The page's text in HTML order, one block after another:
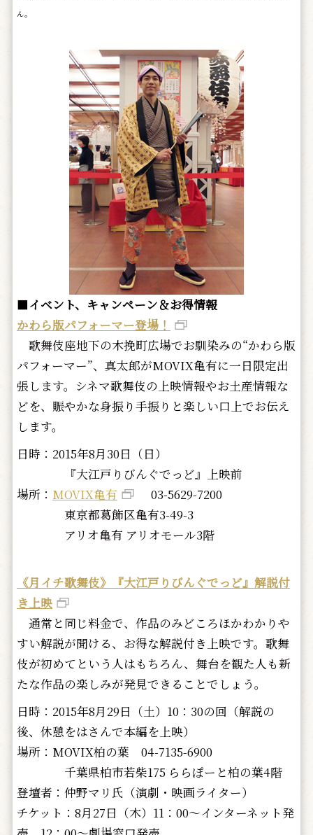
ん。
■イベント、キャンペーン＆お得情報
かわら版パフォーマー登場！
歌舞伎座地下の木挽町広場でお馴染みの“かわら版
パフォーマー”、真太郎がMOVIX亀有に一日限定出
張します。シネマ歌舞伎の上映情報やお土産情報な
どを、賑やかな身振り手振りと楽しい口上でお伝え
します。
日時：2015年8月30日（日）
『大江戸りびんぐでっど』上映前
場所： MOVIX亀有
03-5629-7200
東京都葛飾区亀有3-49-3
アリオ亀有 アリオモール3階
《月イチ歌舞伎》『大江戸りびんぐでっど』解説付
き上映
通常と同じ料金で、作品のみどころほかわかりや
すい解説が聞ける、お得な解説付き上映です。歌舞
伎が初めてという人はもちろん、舞台を観た人も新
たな作品の楽しみが発見できることでしょう。
日時：2015年8月29日（土）10：30の回（解説の
後、休憩をはさんで本編を上映）
場所：MOVIX柏の葉 04-7135-6900
千葉県柏市若柴175 ららぽーと柏の葉4階
登壇者：仲野マリ氏（演劇・映画ライター）
チケット：8月27日（木）11：00～インターネット発